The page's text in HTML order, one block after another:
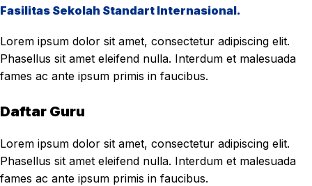
Fasilitas Sekolah Standart Internasional.
Lorem ipsum dolor sit amet, consectetur adipiscing elit.
Phasellus sit amet eleifend nulla. Interdum et malesuada
fames ac ante ipsum primis in faucibus.
Daftar Guru
Lorem ipsum dolor sit amet, consectetur adipiscing elit.
Phasellus sit amet eleifend nulla. Interdum et malesuada
fames ac ante ipsum primis in faucibus.